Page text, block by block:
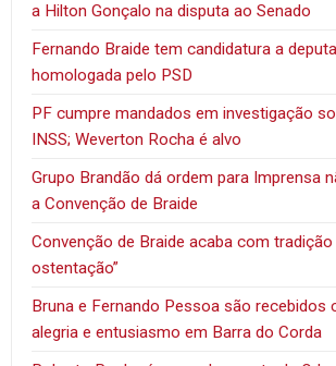
a Hilton Gonçalo na disputa ao Senado
Fernando Braide tem candidatura a
homologada pelo PSD
PF cumpre mandados em investigação
INSS; Weverton Rocha é alvo
Grupo Brandão dá ordem para Imprensa
a Convenção de Braide
Convenção de Braide acaba com tradição
ostentação”
Bruna e Fernando Pessoa são recebidos
alegria e entusiasmo em Barra do Corda